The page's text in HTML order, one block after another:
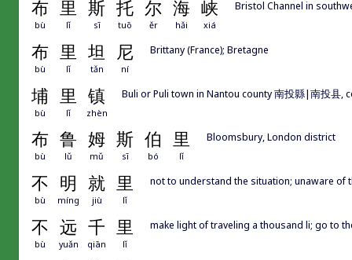
布 里 斯 托 尔 海 峡
bù lǐ sī tuō ěr hǎi xiá
Bristol Channel in
布 里 坦 尼
bù lǐ tǎn ní
Brittany (France); Bretagne
埔 里 镇
bù lǐ zhèn
Buli or Puli town in Nantou county 南投縣|南投县,
布 鲁 姆 斯 伯 里
bù lǔ mǔ sī bó lǐ
Bloomsbury, London district
不 明 就 里
bù míng jiù lǐ
not to understand the situation; unaware of
不 远 千 里
bù yuǎn qiān lǐ
make light of traveling a thousand li; go to